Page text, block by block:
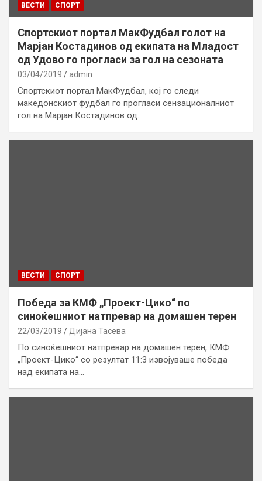
ВЕСТИ СПОРТ
Спортскиот портал МакФудбал голот на
Марјан Костадинов од екипата на Младост
од Удово го прогласи за гол на сезоната
03/04/2019 admin
Спортскиот портал МакФудбал, кој го следи
македонскиот фудбал го прогласи сензационалниот
гол на Марјан Костадинов од…
ВЕСТИ СПОРТ
Победа за КМФ „Проект-Цико“ по
синоќешниот натпревар на домашен терен
22/03/2019 Дијана Тасева
По синоќешниот натпревар на домашен терен, КМФ
„Проект-Цико“ со резултат 11:3 извојуваше победа
над екипата на…